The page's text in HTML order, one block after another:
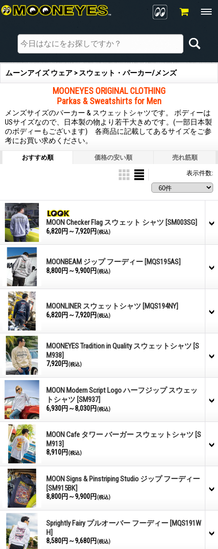
ムーンアイズ ウェア > スウェット・パーカー/メンズ
MOONEYES ORIGINAL CLOTHING
Parkas & Sweatshirts for Men
メンズサイズのパーカー & スウェットシャツです。 ボディーは
USサイズなので、日本製の物より若干大きめです。(一部日本製
のボディーもございます) 各商品に記載してあるサイズをご参
考にお買い求めください。
おすすめ順 価格の安い順 売れ筋順
表示件数:
MOON Checker Flag スウェット シャツ [SM003SG]
6,820円～7,920円 (税込)
MOONBEAM ジップ フーディー [MQS195AS]
8,800円～9,900円 (税込)
MOONLINER スウェットシャツ [MQS194NY]
6,820円～7,920円 (税込)
MOONEYES Tradition in Quality スウェットシャツ [S
M938]
7,920円 (税込)
MOON Modern Script Logo ハーフジップ スウェッ
トシャツ [SM937]
6,930円～8,030円 (税込)
MOON Cafe タワー バーガー スウェットシャツ [S
M913]
8,910円 (税込)
MOON Signs & Pinstriping Studio ジップ フーディー
[SM915BK]
8,800円～9,900円 (税込)
Sprightly Fairy プルオーバー フーディー [MQS191W
H]
8,580円～9,680円 (税込)